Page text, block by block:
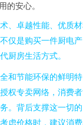
的安心。
、卓越性能、优质
仅是购买一件厨电产
厨房生活方式。
和节能环保的鲜明特
权专卖网络，消费
。背后支撑这一切
虑价格时，建议消